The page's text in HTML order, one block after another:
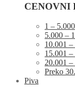
CENOVNI
1 –
5.000 –
10.001
15.001
20.001
Preko
Piva